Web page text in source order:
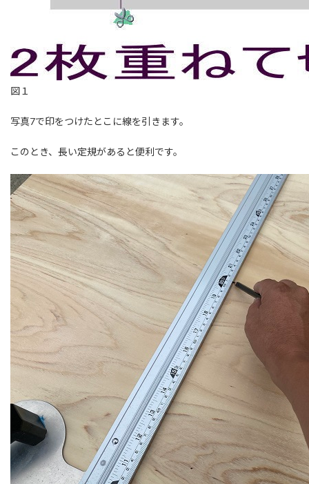
図１
写真7で印をつけたとこに線を引きます。
このとき、長い定規があると便利です。